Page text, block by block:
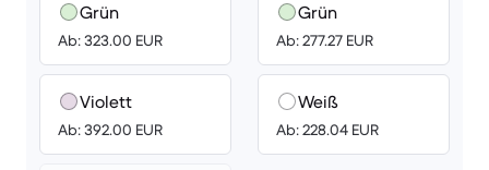
Grün
Ab: 323.00 EUR
Violett
Ab: 392.00 EUR
Grün
Ab: 277.27 EUR
Weiß
Ab: 228.04 EUR